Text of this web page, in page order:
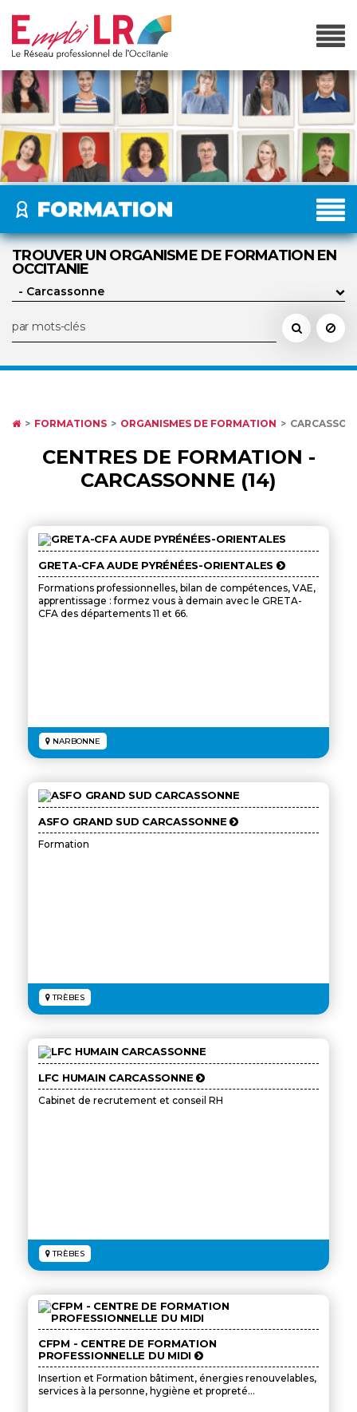
TROUVER UN ORGANISME DE FORMATION EN
OCCITANIE
FORMATIONS ORGANISMES DE FORMATION
CENTRES DE FORMATION -
CARCASSONNE (14)
GRETA-CFA AUDE PYRÉNÉES-ORIENTALES
Formations professionnelles, bilan de compétences, VAE,
apprentissage : formez vous à demain avec le GRETA-
CFA des départements 11 et 66.
NARBONNE
ASFO GRAND SUD CARCASSONNE
Formation
TRÈBES
LFC HUMAIN CARCASSONNE
Cabinet de recrutement et conseil RH
TRÈBES
CFPM - CENTRE DE FORMATION
PROFESSIONNELLE DU MIDI
Insertion et Formation bâtiment, énergies renouvelables,
services à la personne, hygiène et propreté...